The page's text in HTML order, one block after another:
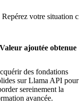
votre situation
Valeur ajoutée obtenue
des fondations
sur Llama API pour
sereinement la
avancée.